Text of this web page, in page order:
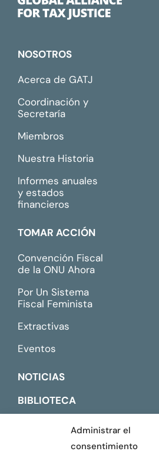
Administrar el
consentimiento
NOSOTROS
Acerca de GATJ
Coordinación y
Secretaría
Miembros
Nuestra Historia
Informes anuales
y estados
financieros
TOMAR ACCIÓN
Convención Fiscal
de la ONU Ahora
Por Un Sistema
Fiscal Feminista
Extractivas
Eventos
NOTICIAS
BIBLIOTECA